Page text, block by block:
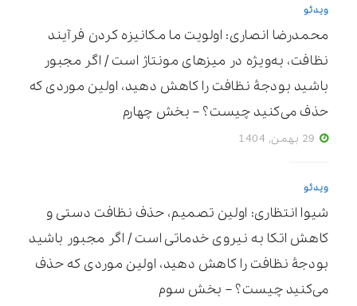
ویدئو
محمدرضا انصاری: اولویت ما مکانیزه ‌کردن فرآیند
نظافت، به‌ویژه در میزهای مونتاژ است / اگر مجبور
باشید بودجۀ نظافت را کاهش دهید، اولین موردی که
حذف می‌کنید چیست؟ – بخش چهارم
ویدئو
شیوا انتظاری: اولین تصمیم، حذف نظافت دستی و
کاهش اتکا به نیروی خدماتی است / اگر مجبور باشید
بودجۀ نظافت را کاهش دهید، اولین موردی که حذف
می‌کنید چیست؟ – بخش سوم